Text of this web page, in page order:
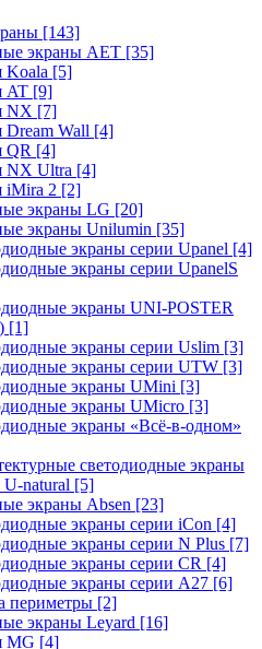
[143]
экраны AET [35]
Koala [5]
AT [9]
NX [7]
Dream Wall [4]
QR [4]
NX Ultra [4]
iMira 2 [2]
экраны LG [20]
экраны Unilumin [35]
экраны серии Upanel [4]
экраны серии UpanelS
экраны UNI-POSTER
[1]
экраны серии Uslim [3]
экраны серии UTW [3]
экраны UMini [3]
экраны UMicro [3]
экраны «Всё-в-одном»
светодиодные экраны
U-natural [5]
экраны Absen [23]
экраны серии iCon [4]
экраны серии N Plus [7]
экраны серии CR [4]
экраны серии А27 [6]
периметры [2]
экраны Leyard [16]
MG [4]